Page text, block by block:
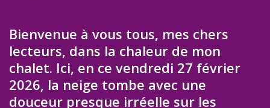
Bienvenue à vous tous, mes chers
lecteurs, dans la chaleur de mon
chalet. Ici, en ce vendredi 27 février
2026, la neige tombe avec une
douceur presque irréelle sur les